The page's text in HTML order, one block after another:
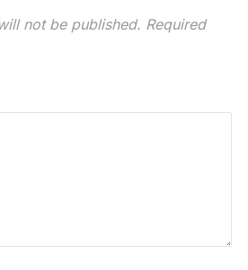
not be published. Required